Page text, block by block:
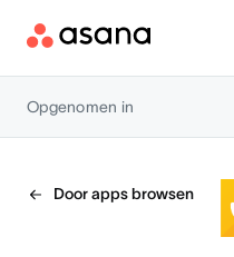
Contact
Opgenomen in
Door apps browsen